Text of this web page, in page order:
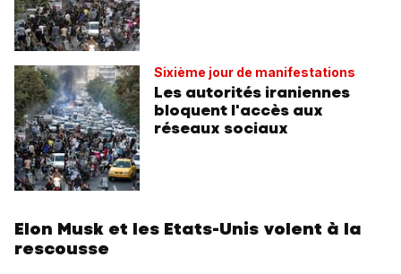
Sixième jour de manifestations
Les autorités iraniennes
bloquent l'accès aux
réseaux sociaux
Elon Musk et les Etats-Unis volent à la
rescousse